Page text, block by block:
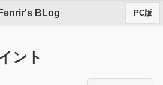
Fenrir's BLog PC版
ント